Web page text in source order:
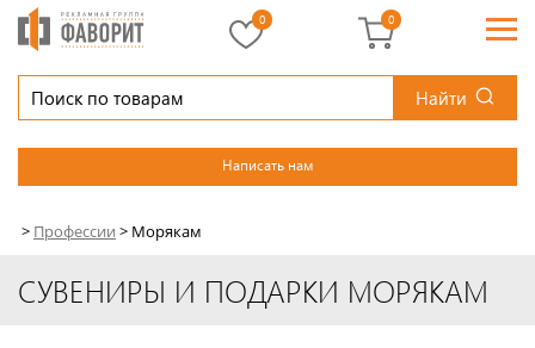
Найти
Написать нам
0 0
> Профессии > Морякам
СУВЕНИРЫ И ПОДАРКИ МОРЯКАМ